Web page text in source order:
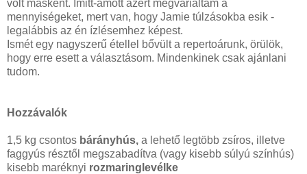
volt másként. Imitt-amott azért megvariáltam a
mennyiségeket, mert van, hogy Jamie túlzásokba esik -
legalábbis az én ízlésemhez képest.
Ismét egy nagyszerű étellel bővült a repertoárunk, örülök,
hogy erre esett a választásom. Mindenkinek csak ajánlani
tudom.
Hozzávalók
1,5 kg csontos bárányhús, a lehető legtöbb zsíros, illetve
faggyús résztől megszabadítva (vagy kisebb súlyú színhús)
kisebb maréknyi rozmaringlevélke